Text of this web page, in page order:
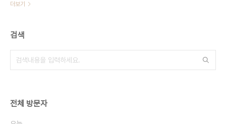
더보기
검색
전체 방문자